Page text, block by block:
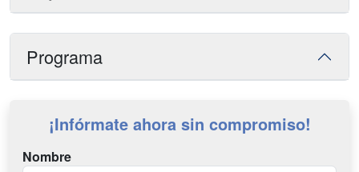
Programa
¡Infórmate ahora sin compromiso!
Nombre